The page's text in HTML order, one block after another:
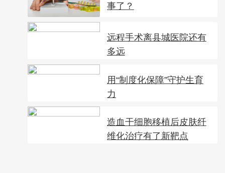
事了？
远程手术离县城医院还有
多远
用“制度化保障”守护生育
力
造血干细胞移植后皮肤纤
维化治疗有了新靶点